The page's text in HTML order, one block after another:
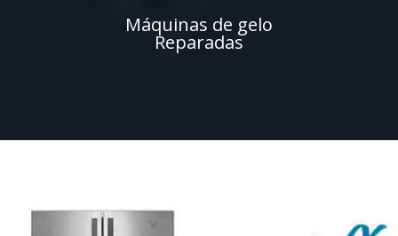
Máquinas de gelo
Reparadas